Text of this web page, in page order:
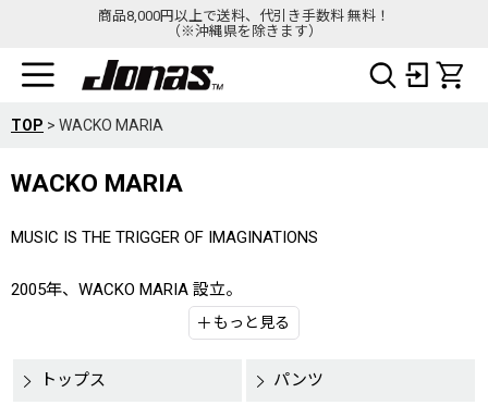
商品8,000円以上で送料、代引き手数料 無料！
（※沖縄県を除きます）
TOP > WACKO MARIA
WACKO MARIA
MUSIC IS THE TRIGGER OF IMAGINATIONS
2005年、WACKO MARIA 設立。
音楽を常に根底に置き上質でロマンティックな、色気を感じさ
せるスタイルを提案している。
シーズン毎に自分たちの日常での経験や影響を受けた音楽、映
もっと見る
トップス パンツ